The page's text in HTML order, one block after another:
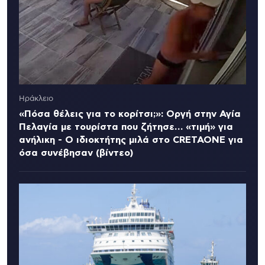
Ηράκλειο
«Πόσα θέλεις για το κορίτσι;»: Οργή στην Αγία
Πελαγία με τουρίστα που ζήτησε… «τιμή» για
ανήλικη - Ο ιδιοκτήτης μιλά στο CRETAONE για
όσα συνέβησαν (βίντεο)